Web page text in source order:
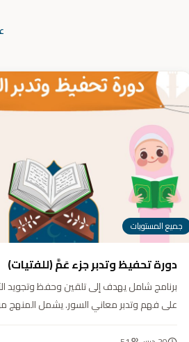
جميع المستويات
دورة تحفيظ وتدبر جزء عَمَّ (للفتيات)
برنامج شامل يهدف إلى تلقين وحفظ وتجويد
على فهم وتدبر معاني السور. يشمل المنهج